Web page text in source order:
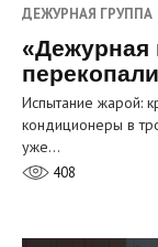
ДЕЖУРНАЯ ГРУППА
«Дежурная
Испытание жарой:
кондиционеры в
уже…
408